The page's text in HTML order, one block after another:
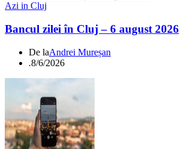
Azi in Cluj
Bancul zilei în Cluj – 6 august 2026
De laAndrei Mureșan
.8/6/2026